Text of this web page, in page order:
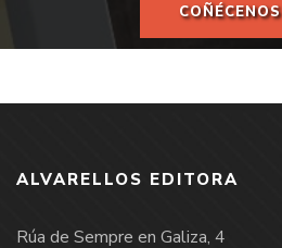
COÑÉCENOS
ALVARELLOS EDITORA
Rúa de Sempre en Galiza, 4